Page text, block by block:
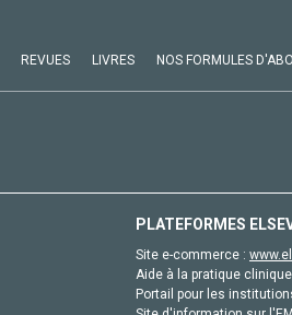
REVUES LIVRES NOS FORMULES
PLATEFORMES
Site e-commerce :
Aide à la pratique
Portail pour les